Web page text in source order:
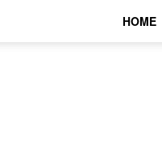
HOME